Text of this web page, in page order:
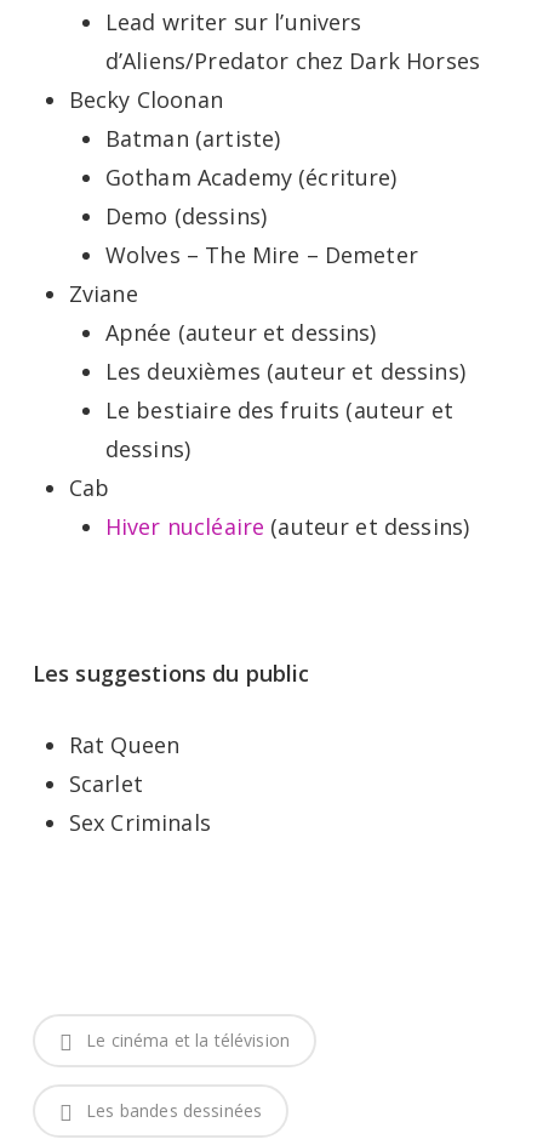
Lead writer sur l’univers
d’Aliens/Predator chez Dark Horses
Becky Cloonan
Batman (artiste)
Gotham Academy (écriture)
Demo (dessins)
Wolves – The Mire – Demeter
Zviane
Apnée (auteur et dessins)
Les deuxièmes (auteur et dessins)
Le bestiaire des fruits (auteur et
dessins)
Cab
Hiver nucléaire (auteur et dessins)
Les suggestions du public
Rat Queen
Scarlet
Sex Criminals
Le cinéma et la télévision
Les bandes dessinées